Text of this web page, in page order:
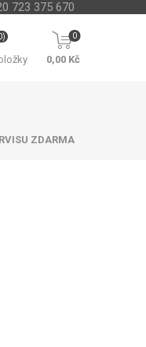
723 375 670
0
0,00 Kč
ZDARMA